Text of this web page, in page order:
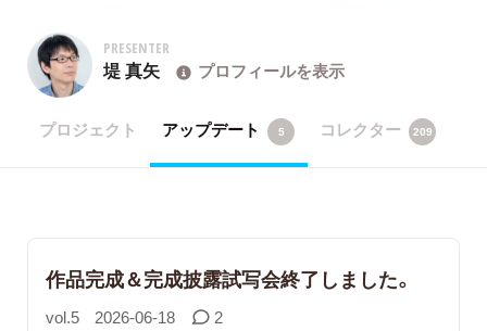
PRESENTER
堤 真矢 プロフィールを表示
プロジェクト アップデート 5 コレクター 209
作品完成＆完成披露試写会終了しました。
vol.5 2026-06-18 2